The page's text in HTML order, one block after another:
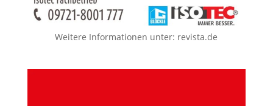
Weitere Informationen unter: revista.de